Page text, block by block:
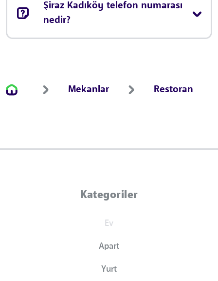
Şiraz Kadıköy telefon numarası
nedir?
Mekanlar Restoran
Kategoriler
Ev
Apart
Yurt